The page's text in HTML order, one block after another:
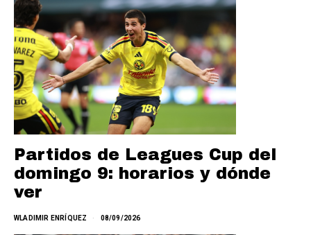
Partidos de Leagues Cup del
domingo 9: horarios y dónde
ver
WLADIMIR ENRÍQUEZ 08/09/2026